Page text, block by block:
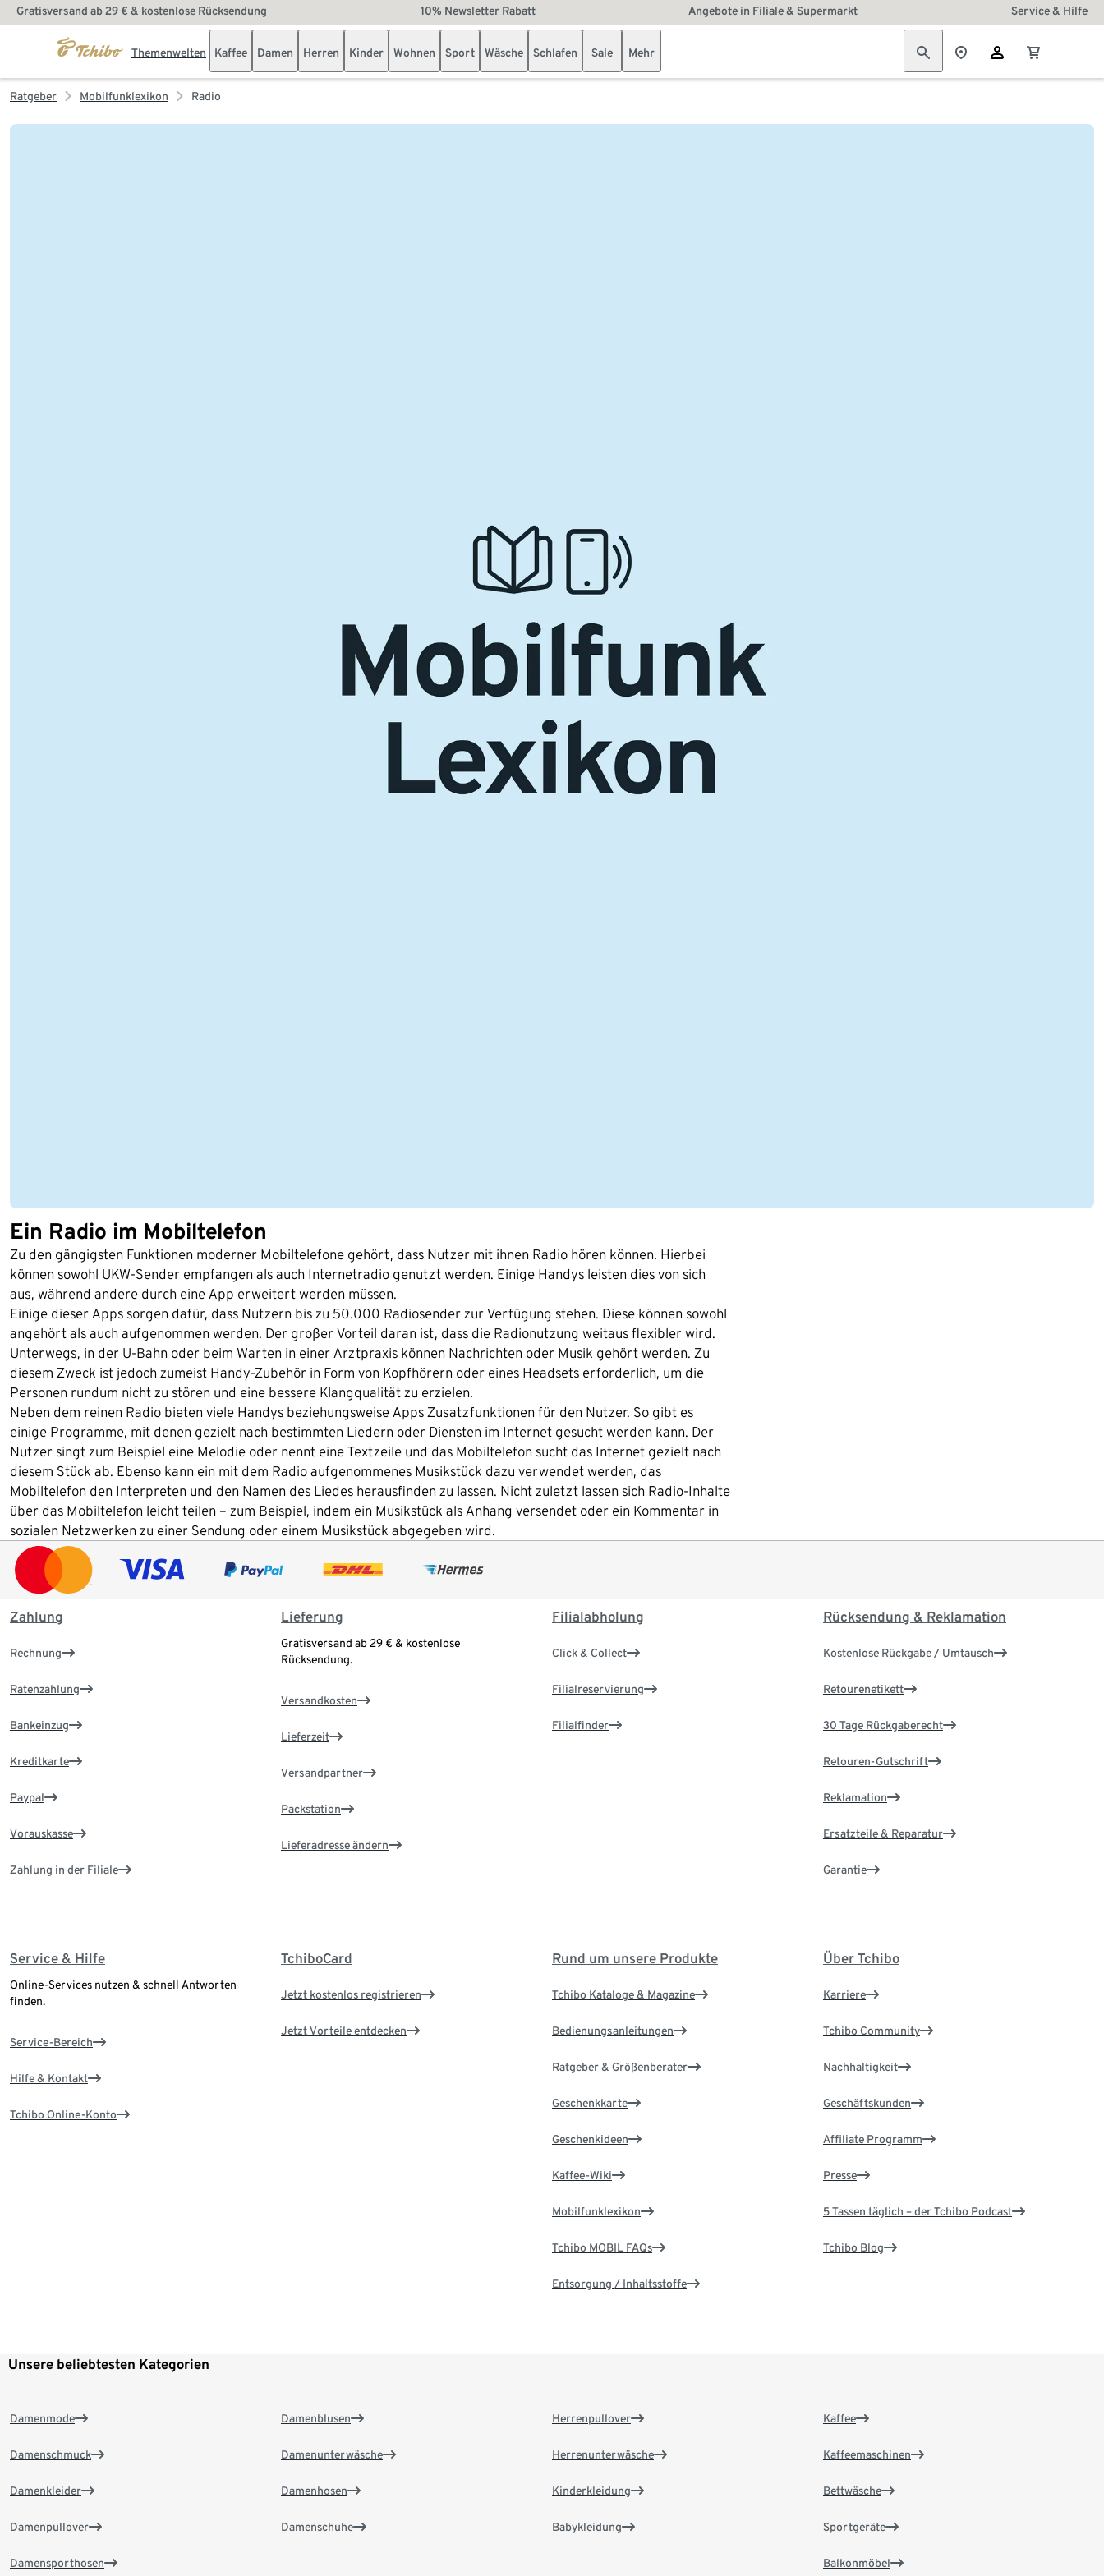
Gratisversand ab 29 € & kostenlose Rücksendung 10% Newsletter Rabatt Angebote in Filiale & Supermarkt Service & Hilfe
Themenwelten Kaffee Damen Herren Kinder Wohnen Sport Wäsche Schlafen Sale Mehr
Ratgeber Mobilfunklexikon Radio
Ein Radio im Mobiltelefon
Zu den gängigsten Funktionen moderner Mobiltelefone gehört, dass Nutzer mit ihnen Radio hören können. Hierbei
können sowohl UKW-Sender empfangen als auch Internetradio genutzt werden. Einige Handys leisten dies von sich
aus, während andere durch eine App erweitert werden müssen.
Einige dieser Apps sorgen dafür, dass Nutzern bis zu 50.000 Radiosender zur Verfügung stehen. Diese können sowohl
angehört als auch aufgenommen werden. Der großer Vorteil daran ist, dass die Radionutzung weitaus flexibler wird.
Unterwegs, in der U-Bahn oder beim Warten in einer Arztpraxis können Nachrichten oder Musik gehört werden. Zu
diesem Zweck ist jedoch zumeist Handy-Zubehör in Form von Kopfhörern oder eines Headsets erforderlich, um die
Personen rundum nicht zu stören und eine bessere Klangqualität zu erzielen.
Neben dem reinen Radio bieten viele Handys beziehungsweise Apps Zusatzfunktionen für den Nutzer. So gibt es
einige Programme, mit denen gezielt nach bestimmten Liedern oder Diensten im Internet gesucht werden kann. Der
Nutzer singt zum Beispiel eine Melodie oder nennt eine Textzeile und das Mobiltelefon sucht das Internet gezielt nach
diesem Stück ab. Ebenso kann ein mit dem Radio aufgenommenes Musikstück dazu verwendet werden, das
Mobiltelefon den Interpreten und den Namen des Liedes herausfinden zu lassen. Nicht zuletzt lassen sich Radio-Inhalte
über das Mobiltelefon leicht teilen – zum Beispiel, indem ein Musikstück als Anhang versendet oder ein Kommentar in
sozialen Netzwerken zu einer Sendung oder einem Musikstück abgegeben wird.
Zahlung
Rechnung
Ratenzahlung
Bankeinzug
Kreditkarte
Paypal
Vorauskasse
Zahlung in der Filiale
Lieferung
Gratisversand ab 29 € & kostenlose
Rücksendung.
Versandkosten
Lieferzeit
Versandpartner
Packstation
Lieferadresse ändern
Filialabholung
Click & Collect
Filialreservierung
Filialfinder
Rücksendung & Reklamation
Kostenlose Rückgabe / Umtausch
Retourenetikett
30 Tage Rückgaberecht
Retouren-Gutschrift
Reklamation
Ersatzteile & Reparatur
Garantie
Service & Hilfe
Online-Services nutzen & schnell Antworten
finden.
Service-Bereich
Hilfe & Kontakt
Tchibo Online-Konto
TchiboCard
Jetzt kostenlos registrieren
Jetzt Vorteile entdecken
Rund um unsere Produkte
Tchibo Kataloge & Magazine
Bedienungsanleitungen
Ratgeber & Größenberater
Geschenkkarte
Geschenkideen
Kaffee-Wiki
Mobilfunklexikon
Tchibo MOBIL FAQs
Entsorgung / Inhaltsstoffe
Über Tchibo
Karriere
Tchibo Community
Nachhaltigkeit
Geschäftskunden
Affiliate Programm
Presse
5 Tassen täglich – der Tchibo Podcast
Tchibo Blog
Unsere beliebtesten Kategorien
Damenmode
Damenschmuck
Damenkleider
Damenpullover
Damensporthosen
Damenblusen
Damenunterwäsche
Damenhosen
Damenschuhe
Herrenpullover
Herrenunterwäsche
Kinderkleidung
Babykleidung
Kaffee
Kaffeemaschinen
Bettwäsche
Sportgeräte
Balkonmöbel